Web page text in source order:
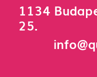
1134
25.